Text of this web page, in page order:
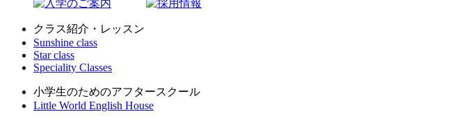
クラス紹介・レッスン
Sunshine class
Star class
Speciality Classes
小学生のためのアフタースクール
Little World English House